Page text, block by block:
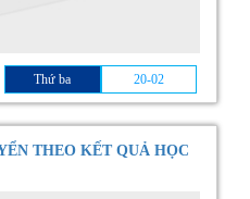
Thứ ba 20-02